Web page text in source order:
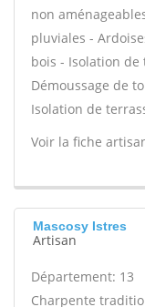
non
pluviales -
bois - Isolation de
Démoussage de
Isolation de
Voir la fiche
Mascosy Istres
Artisan
Département: 13
Charpente